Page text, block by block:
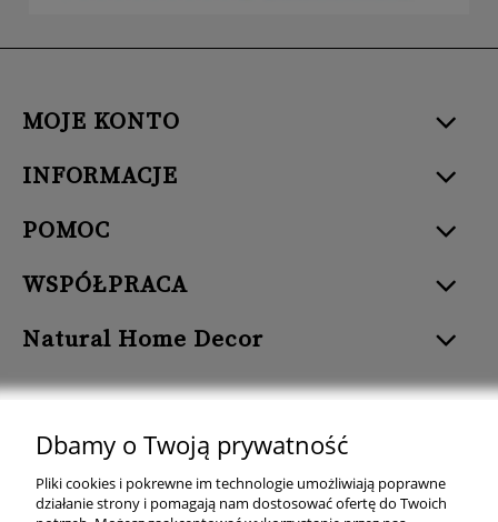
MOJE KONTO
INFORMACJE
POMOC
WSPÓŁPRACA
Natural Home Decor
Natural Home Decor | E-mail: sklep at naturalhomedecor.pl | Tel.:
507 707 299 | NIP: 7971800592 | REGON: 381429127
Dbamy o Twoją prywatność
Pliki cookies i pokrewne im technologie umożliwiają poprawne
działanie strony i pomagają nam dostosować ofertę do Twoich